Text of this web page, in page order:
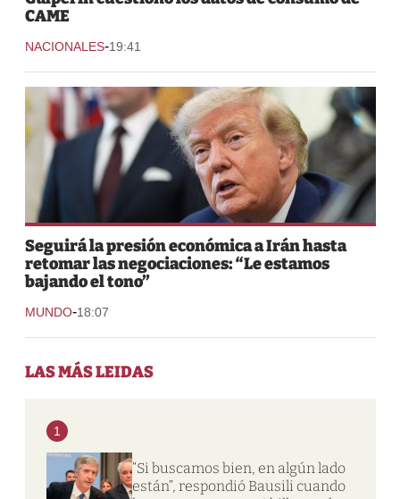
CAME
NACIONALES-19:41
Seguirá la presión económica a Irán hasta
retomar las negociaciones: “Le estamos
bajando el tono”
MUNDO-18:07
LAS MÁS LEIDAS
1
“Si buscamos bien, en algún lado
están”, respondió Bausili cuando